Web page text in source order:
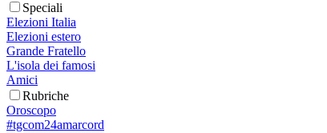
Speciali
Elezioni Italia
Elezioni estero
Grande Fratello
L'isola dei famosi
Amici
Rubriche
Oroscopo
#tgcom24amarcord